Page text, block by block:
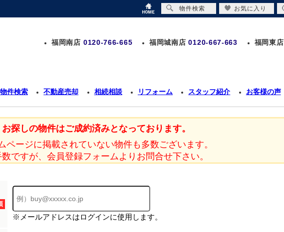
福岡南店 0120-766-665 福岡城南店 0120-667-663 福岡東店
物件検索 不動産売却 相続相談 リフォーム スタッフ紹介 お客様の声
お探しの物件はご成約済みとなっております。
ページに掲載されていない物件も多数ございます。
数ですが、会員登録フォームよりお問合せ下さい。
※メールアドレスはログインに使用します。
物件検索 お気に入り